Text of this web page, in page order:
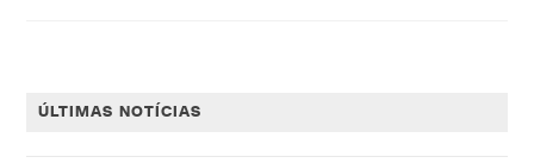
ÚLTIMAS NOTÍCIAS